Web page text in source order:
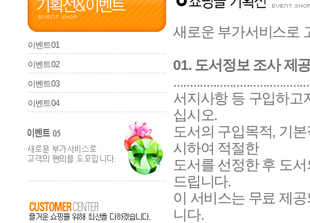
이벤트 01
이벤트 02
이벤트 03
이벤트 04
새로운 부가서비스로
01. 도서정보 조사 제
서지사항 등 구입하고
십시오.
도서의 구입목적, 기
시하여 적절한
도서를 선정한 후 도
드립니다.
이 서비스는 무료 제
니다.